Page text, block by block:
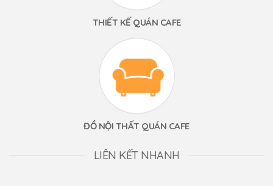
THIẾT KẾ QUÁN CAFE
ĐỒ NỘI THẤT QUÁN CAFE
LIÊN KẾT NHANH